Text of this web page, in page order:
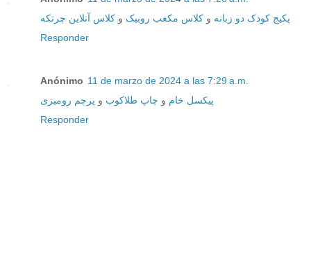
پکیج کودک دو زبانه و کلاس مکعب روبیک و کلاس آنلاین چرتکه
Responder
Anónimo 11 de marzo de 2024 a las 7:29 a.m.
پیکسل خام و چاپ طلاکوب و پرچم رومیزی
Responder